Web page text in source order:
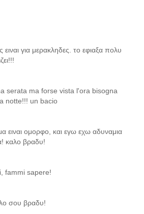
για μερακληδες. το εφιαξα πολυ
serata ma forse vista l'ora bisogna
notte!!! un bacio
ειναι ομορφο, και εγω εχω αδυναμια
καλο βραδυ!
fammi sapere!
σου βραδυ!